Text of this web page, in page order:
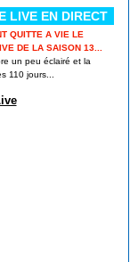
interdit, stylos
révélations de
sur Secret
itw
13 : les candidats
un nouveau chapitre
disent plus sur leurs
LIVE EN DIRECT
QUITTE A VIE LE
DE LA SAISON 13...
un peu éclairé et la
110 jours...